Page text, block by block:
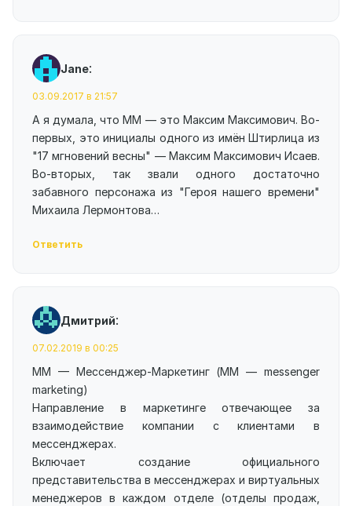
Jane:
03.09.2017 в 21:57
А я думала, что ММ — это Максим Максимович. Во-
первых, это инициалы одного из имён Штирлица из
"17 мгновений весны" — Максим Максимович Исаев.
Во-вторых, так звали одного достаточно
забавного персонажа из "Героя нашего времени"
Михаила Лермонтова…
Ответить
Дмитрий:
07.02.2019 в 00:25
ММ — Мессенджер-Маркетинг (MM — messenger
marketing)
Направление в маркетинге отвечающее за
взаимодействие компании с клиентами в
мессенджерах.
Включает создание официального
представительства в мессенджерах и виртуальных
менеджеров в каждом отделе (отделы продаж,